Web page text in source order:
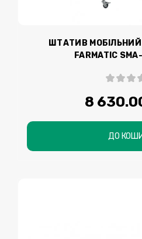
ШТАТИВ
FARMATIC
8
ДО